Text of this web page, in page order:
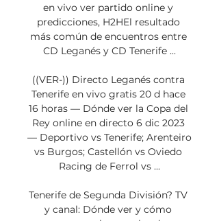
en vivo ver partido online y
predicciones, H2HEl resultado
más común de encuentros entre
CD Leganés y CD Tenerife ...
((VER-)) Directo Leganés contra
Tenerife en vivo gratis 20 d hace
16 horas — Dónde ver la Copa del
Rey online en directo 6 dic 2023
— Deportivo vs Tenerife; Arenteiro
vs Burgos; Castellón vs Oviedo
Racing de Ferrol vs ...
Tenerife de Segunda División? TV
y canal: Dónde ver y cómo